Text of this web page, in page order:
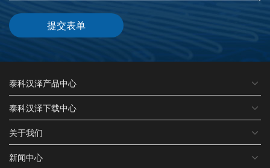
提交表单
泰科汉泽产品中心
泰科汉泽下载中心
关于我们
新闻中心